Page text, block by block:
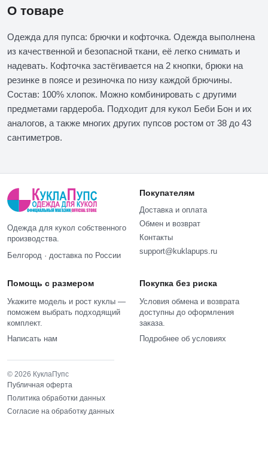
О товаре
Одежда для пупса: брючки и кофточка. Одежда выполнена
из качественной и безопасной ткани, её легко снимать и
надевать. Кофточка застёгивается на 2 кнопки, брюки на
резинке в поясе и резиночка по низу каждой брючины.
Состав: 100% хлопок. Можно комбинировать с другими
предметами гардероба. Подходит для кукол Беби Бон и их
аналогов, а также многих других пупсов ростом от 38 до 43
сантиметров.
Одежда для кукол собственного
производства.
Белгород · доставка по России
Покупателям
Доставка и оплата
Обмен и возврат
Контакты
support@kuklapups.ru
Помощь с размером
Укажите модель и рост куклы —
поможем выбрать подходящий
комплект.
Написать нам
Покупка без риска
Условия обмена и возврата
доступны до оформления
заказа.
Подробнее об условиях
© 2026 КуклаПупс
Публичная оферта
Политика обработки данных
Согласие на обработку данных